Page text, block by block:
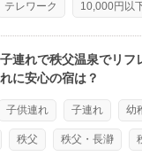
テレワーク 10,000円以
連れで秩父温泉でリフ
に安心の宿は？
子供連れ 子連れ 幼
秩父 秩父・長瀞